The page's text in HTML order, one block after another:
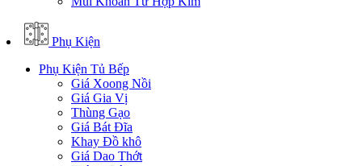
Phụ Kiện
Phụ Kiện Tủ Bếp
Giá Xoong Nồi
Giá Gia Vị
Thùng Gạo
Giá Bát Đĩa
Khay Đồ khô
Giá Dao Thớt